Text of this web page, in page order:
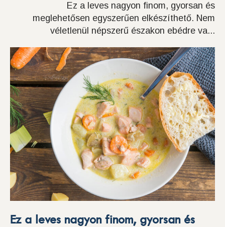
Ez a leves nagyon finom, gyorsan és
meglehetősen egyszerűen elkészíthető. Nem
véletlenül népszerű északon ebédre va...
Ez a leves nagyon finom, gyorsan és